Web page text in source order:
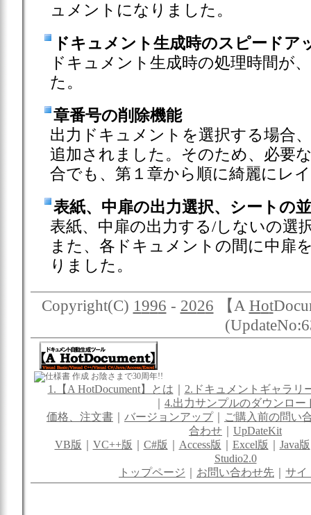
ュメントになりました。
ドキュメント生成時のスピードア
ドキュメント生成時の処理時間が
た。
章番号の削除機能
出力ドキュメントを選択する場合
追加されました。そのため、必要
合でも、第１章から順に綺麗にレ
表紙、中扉の出力選択、シートの
表紙、中扉の出力する/しないの選
また、各ドキュメントの間に中扉
りました。
Copyright(C) 1996 - 2026 【A Hot
お陰さまで30周年!!
1.【A HotDocument】とは ｜ 2.ドキュメントギャラリ
｜ 4.出力サンプルのダウンロー
価格、注文書 ｜ バージョンアップ｜ ご購入前の問い
合わせ ｜ UpDateKit
VB版 ｜ VC++版 ｜ C#版 ｜ Access版 ｜ Excel版 ｜ Java版
Studio2.0
トップページ ｜ お問い合わせ先 ｜ サイ